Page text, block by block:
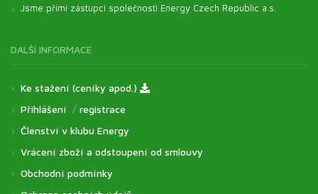
Jsme přímí zástupci společnosti Energy Czech Republic a.s.
DALŠÍ INFORMACE
Ke stažení (ceníky apod.)
Přihlášení / registrace
Členství v klubu Energy
Vrácení zboží a odstoupení od smlouvy
Obchodní podmínky